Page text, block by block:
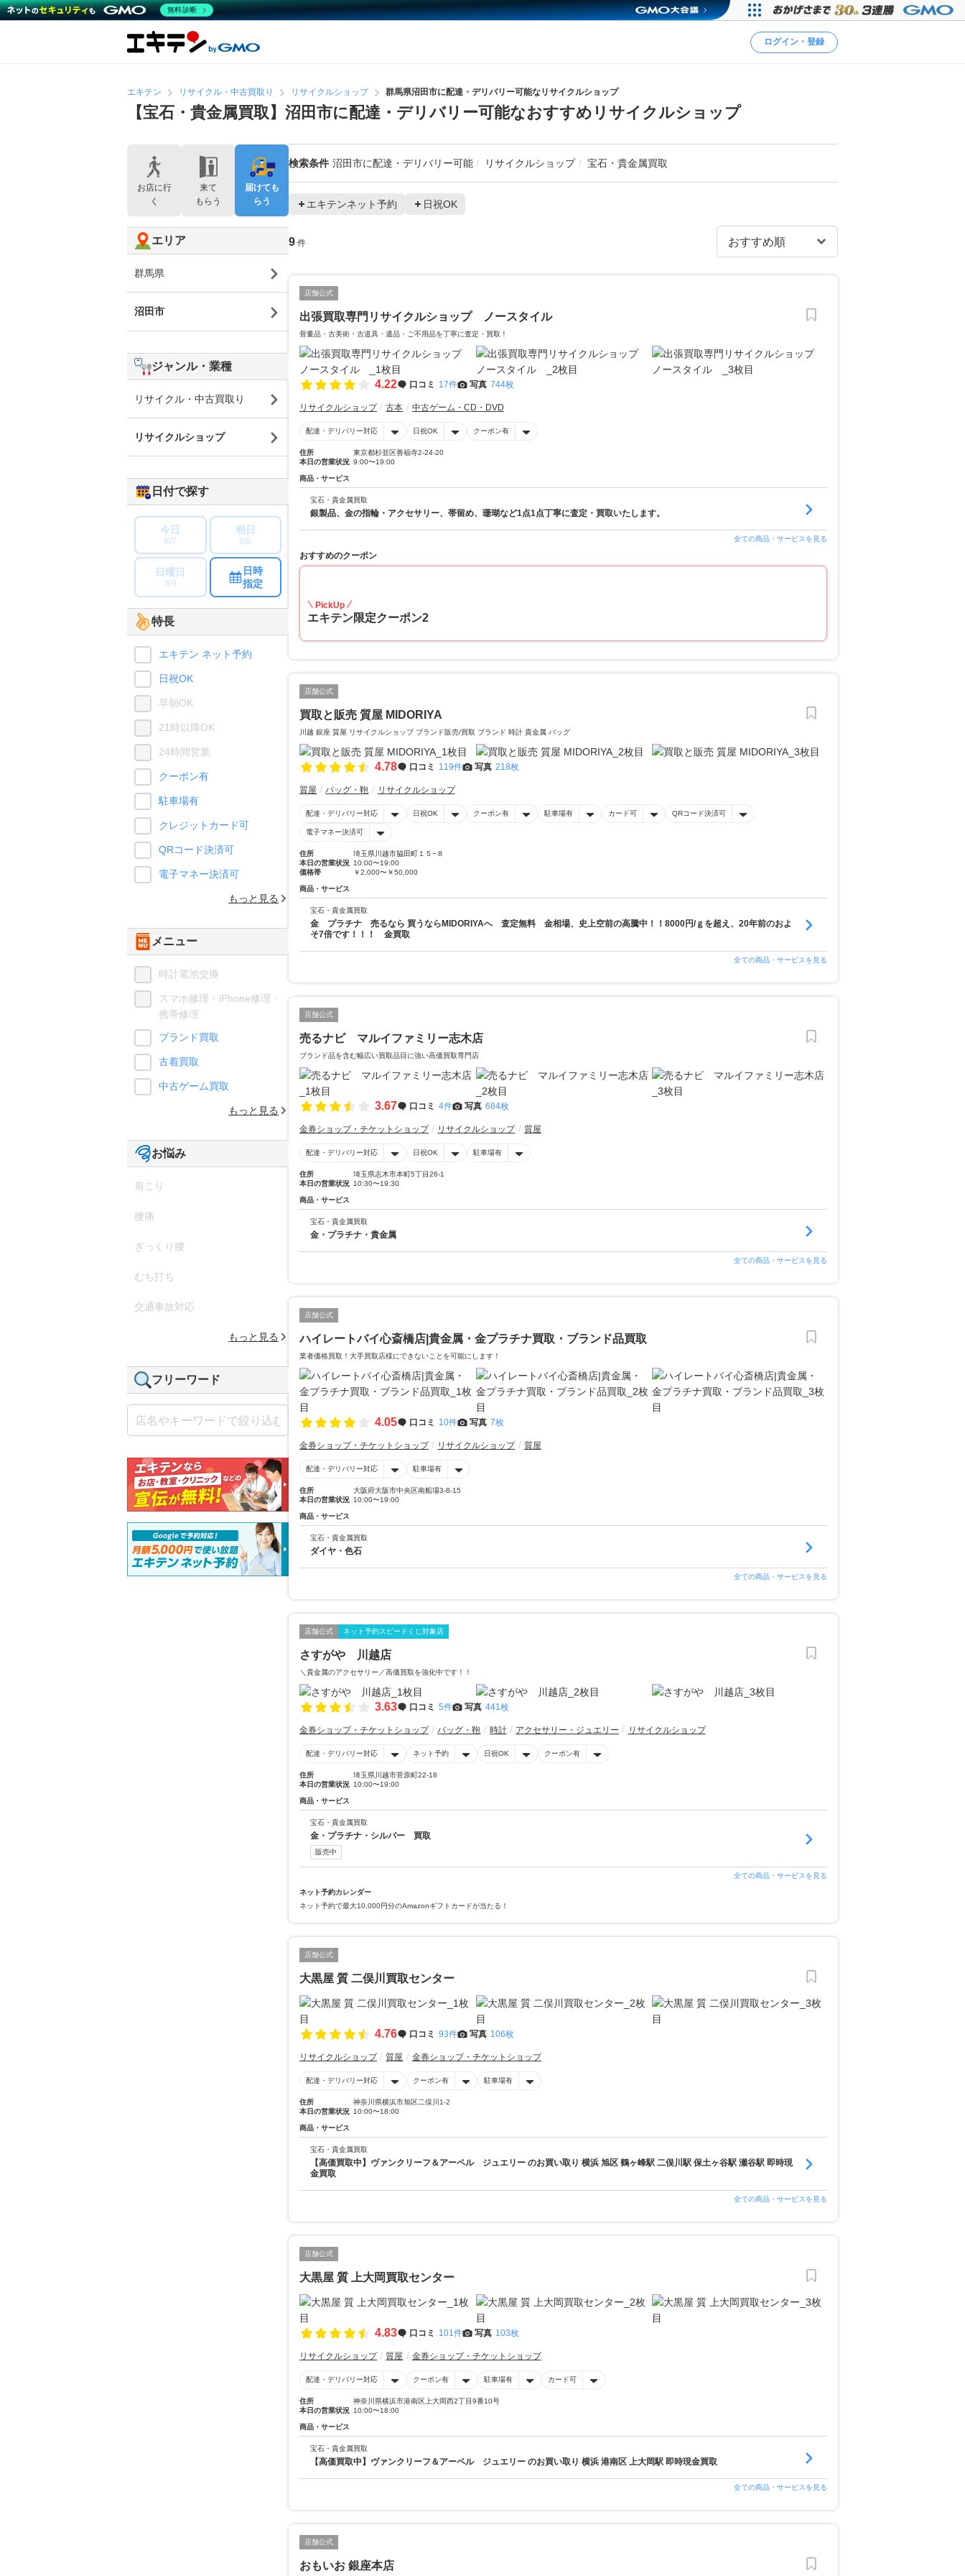
ログイン・登録
エキテン リサイクル・中古買取り リサイクルショップ 群馬県沼田市に配達・デリバリー可能なリサイクルショップ
【宝石・貴金属買取】沼田市に配達・デリバリー可能なおすすめリサイクルショップ
検索条件 沼田市に配達・デリバリー可能 リサイクルショップ 宝石・貴金属買取
エキテンネット予約 日祝OK
9 件
店舗公式
出張買取専門リサイクルショップ ノースタイル
骨董品・古美術・古道具・遺品・ご不用品を丁寧に査定・買取！
4.22 口コミ 17件 写真 744枚
リサイクルショップ 古本 中古ゲーム・CD・DVD
配達・デリバリー対応 日祝OK クーポン有
住所
東京都杉並区善福寺2-24-20
本日の営業状況 9:00〜19:00
商品・サービス
宝石・貴金属買取
銀製品、金の指輪・アクセサリー、帯留め、珊瑚など1点1点丁寧に査定・買取いたします。
全ての商品・サービスを見る
おすすめのクーポン
PickUp
エキテン限定クーポン2
店舗公式
買取と販売 質屋 MIDORIYA
川越 銀座 質屋 リサイクルショップ ブランド販売/買取 ブランド 時計 貴金属 バッグ
4.78 口コミ 119件 写真 218枚
質屋 バッグ・鞄 リサイクルショップ
配達・デリバリー対応 日祝OK クーポン有 駐車場有 カード可 QRコード決済可
電子マネー決済可
住所
埼玉県川越市脇田町１５−８
本日の営業状況 10:00〜19:00
価格帯
￥2,000〜￥50,000
商品・サービス
宝石・貴金属買取
金 プラチナ 売るなら 買うならMIDORIYAへ 査定無料 金相場、史上空前の高騰中！！8000円/ｇを超え、20年前のおよ
そ7倍です！！！ 金買取
全ての商品・サービスを見る
店舗公式
売るナビ マルイファミリー志木店
ブランド品を含む幅広い買取品目に強い高価買取専門店
3.67 口コミ 4件 写真 684枚
金券ショップ・チケットショップ リサイクルショップ 質屋
配達・デリバリー対応 日祝OK 駐車場有
住所
埼玉県志木市本町5丁目26-1
本日の営業状況 10:30〜19:30
商品・サービス
宝石・貴金属買取
金・プラチナ・貴金属
全ての商品・サービスを見る
店舗公式
ハイレートバイ心斎橋店|貴金属・金プラチナ買取・ブランド品買取
業者価格買取！大手買取店様にできないことを可能にします！
4.05 口コミ 10件 写真 7枚
金券ショップ・チケットショップ リサイクルショップ 質屋
配達・デリバリー対応 駐車場有
住所
大阪府大阪市中央区南船場3-8-15
本日の営業状況 10:00〜19:00
商品・サービス
宝石・貴金属買取
ダイヤ・色石
全ての商品・サービスを見る
店舗公式 ネット予約スピードくじ対象店
さすがや 川越店
＼貴金属のアクセサリー／高価買取を強化中です！！
3.63 口コミ 5件 写真 441枚
金券ショップ・チケットショップ バッグ・鞄 時計 アクセサリー・ジュエリー リサイクルショップ
配達・デリバリー対応 ネット予約 日祝OK クーポン有
住所
埼玉県川越市菅原町22-18
本日の営業状況 10:00〜19:00
商品・サービス
宝石・貴金属買取
金・プラチナ・シルバー 買取
販売中
全ての商品・サービスを見る
ネット予約カレンダー
ネット予約で最大10,000円分のAmazonギフトカードが当たる！
店舗公式
大黒屋 質 二俣川買取センター
4.76 口コミ 93件 写真 106枚
リサイクルショップ 質屋 金券ショップ・チケットショップ
配達・デリバリー対応 クーポン有 駐車場有
住所
神奈川県横浜市旭区二俣川1-2
本日の営業状況 10:00〜18:00
商品・サービス
宝石・貴金属買取
【高価買取中】ヴァンクリーフ＆アーペル ジュエリー のお買い取り 横浜 旭区 鶴ヶ峰駅 二俣川駅 保土ヶ谷駅 瀬谷駅 即時現
金買取
全ての商品・サービスを見る
店舗公式
大黒屋 質 上大岡買取センター
4.83 口コミ 101件 写真 103枚
リサイクルショップ 質屋 金券ショップ・チケットショップ
配達・デリバリー対応 クーポン有 駐車場有 カード可
住所
神奈川県横浜市港南区上大岡西2丁目9番10号
本日の営業状況 10:00〜18:00
商品・サービス
宝石・貴金属買取
【高価買取中】ヴァンクリーフ＆アーペル ジュエリー のお買い取り 横浜 港南区 上大岡駅 即時現金買取
全ての商品・サービスを見る
店舗公式
おもいお 銀座本店
お店に行
く
来て
もらう
届けても
らう
エリア
群馬県
沼田市
ジャンル・業種
リサイクル・中古買取り
リサイクルショップ
日付で探す
今日
8/7
明日
8/8
日曜日
8/9
日時
指定
特長
エキテン ネット予約
日祝OK
早朝OK
21時以降OK
24時間営業
クーポン有
駐車場有
クレジットカード可
QRコード決済可
電子マネー決済可
もっと見る
メニュー
時計電池交換
スマホ修理・iPhone修理・
携帯修理
ブランド買取
古着買取
中古ゲーム買取
もっと見る
お悩み
肩こり
腰痛
ぎっくり腰
むち打ち
交通事故対応
もっと見る
フリーワード
無料診断